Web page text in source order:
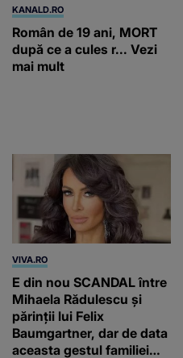
KANALD.RO
Român de 19 ani, MORT
după ce a cules r... Vezi
mai mult
VIVA.RO
E din nou SCANDAL între
Mihaela Rădulescu și
părinții lui Felix
Baumgartner, dar de data
aceasta gestul familiei